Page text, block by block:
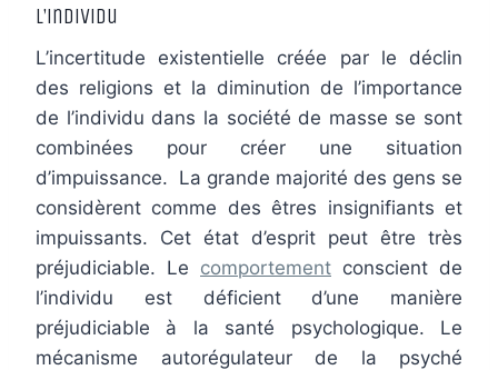
l’individu
L’incertitude existentielle créée par le déclin
des religions et la diminution de l’importance
de l’individu dans la société de masse se sont
combinées pour créer une situation
d’impuissance. La grande majorité des gens se
considèrent comme des êtres insignifiants et
impuissants. Cet état d’esprit peut être très
préjudiciable. Le comportement conscient de
l’individu est déficient d’une manière
préjudiciable à la santé psychologique. Le
mécanisme autorégulateur de la psyché